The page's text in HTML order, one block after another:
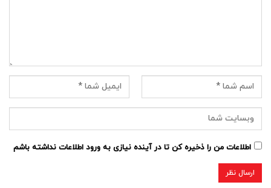
اطلاعات من را ذخیره کن تا در آینده نیازی به ورود اطلاعات نداشته باشم